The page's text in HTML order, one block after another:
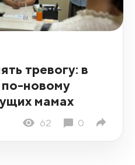
тревогу: в
новому
мамах
62 0